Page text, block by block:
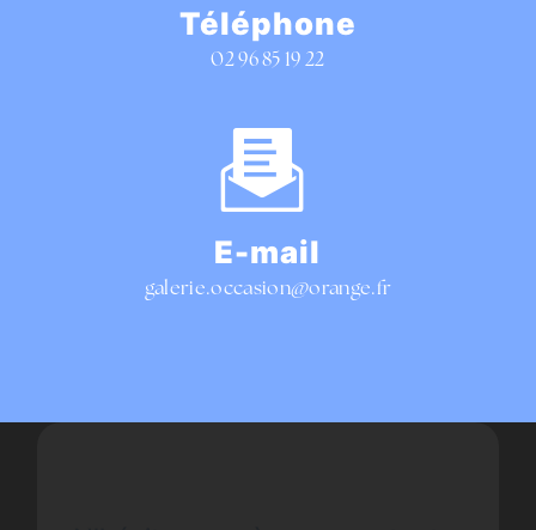
Téléphone
02 96 85 19 22
E-mail
galerie.occasion@orange.fr